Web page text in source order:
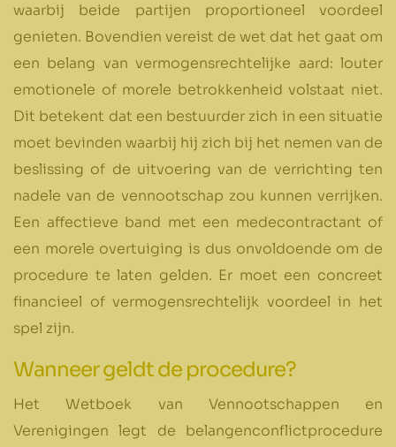
waarbij beide partijen proportioneel voordeel
genieten. Bovendien vereist de wet dat het gaat om
een belang van vermogensrechtelijke aard: louter
emotionele of morele betrokkenheid volstaat niet.
Dit betekent dat een bestuurder zich in een situatie
moet bevinden waarbij hij zich bij het nemen van de
beslissing of de uitvoering van de verrichting ten
nadele van de vennootschap zou kunnen verrijken.
Een affectieve band met een medecontractant of
een morele overtuiging is dus onvoldoende om de
procedure te laten gelden. Er moet een concreet
financieel of vermogensrechtelijk voordeel in het
spel zijn.
Wanneer geldt de procedure?
Het Wetboek van Vennootschappen en
Verenigingen legt de belangenconflictprocedure